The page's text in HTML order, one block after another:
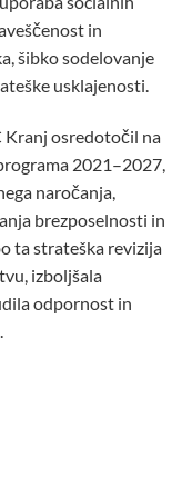
in
šibko sodelovanje
usklajenosti.
Kranj osredotočil na
2021–2027,
naročanja,
brezposelnosti in
ta strateška revizija
izboljšala
odpornost in